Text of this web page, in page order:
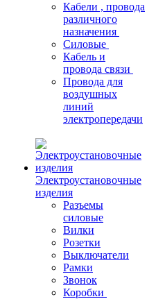
Кабели , провода
различного
назначения
Силовые
Кабель и
провода связи
Провода для
воздушных
линий
электропередачи
Электроустановочные
изделия
Разъемы
силовые
Вилки
Розетки
Выключатели
Рамки
Звонок
Коробки